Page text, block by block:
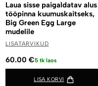
Laua sisse paigaldatav alus
tööpinna kuumuskaitseks,
Big Green Egg Large
mudelile
LISATARVIKUD
60.00 €5 tk laos
LISA KORVI